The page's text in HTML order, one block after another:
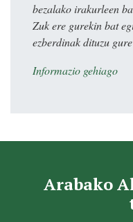
bezalako irakurleen
Zuk ere gurekin bat
ezberdinak dituzu
Informazio gehiago
Arabako